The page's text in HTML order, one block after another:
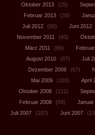
Oktober 2013
(25)
Februar 2013
(33)
Juli 2012
(50) Juni 2012
November 2011
(60)
März 2011
(69)
August 2010
(67) Juli
Dezember 2009
(67)
Mai 2009
(103) April
Oktober 2008
(121)
Februar 2008
(59) Januar
Juli 2007
(107) Juni 2007